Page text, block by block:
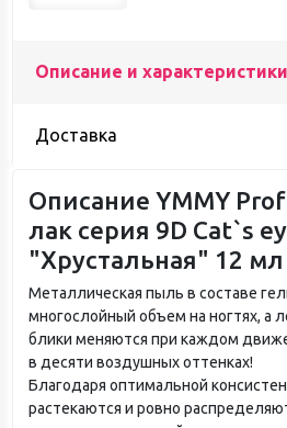
Описание и характеристики
Доставка
Описание YMMY
лак серия 9D Cat`s
"Хрустальная" 12
Металлическая пыль в составе
многослойный объем на ногтях, а
блики меняются при каждом
в десяти воздушных оттенках!
Благодаря оптимальной
растекаются и ровно